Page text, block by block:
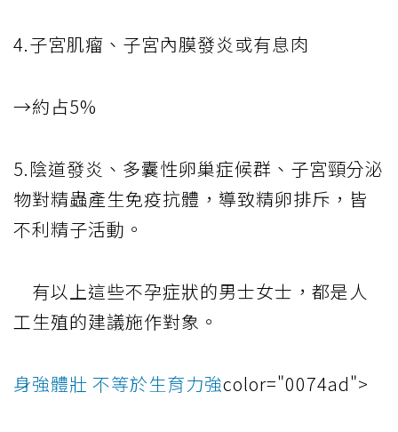
4.子宮肌瘤、子宮內膜發炎或有息肉
→約占5%
5.陰道發炎、多囊性卵巢症候群、子宮頸分泌
物對精蟲產生免疫抗體，導致精卵排斥，皆
不利精子活動。
有以上這些不孕症狀的男士女士，都是人
工生殖的建議施作對象。
身強體壯 不等於生育力強color="0074ad">